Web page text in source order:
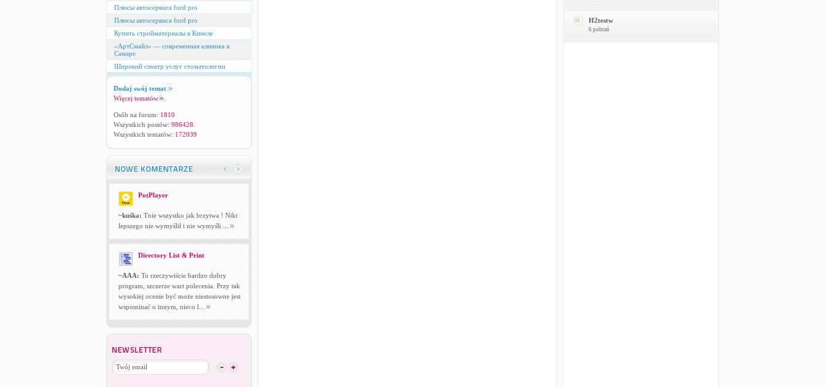
Плюсы автосервиса ford pro
Плюсы автосервиса ford pro
Купить стройматериалы в Кинеле
«АртСмайл» — современная клиника в
Самаре
Широкий спектр услуг стоматологии
Dodaj swój temat
Więcej tematów
Osób na forum: 1810
Wszystkich postów: 986428
Wszystkich tematów: 172039
PotPlayer
~kuśka: Tnie wszystko jak brzytwa ! Nikt
lepszego nie wymyślił i nie wymyśli ...
Directory List & Print
~AAA: To rzeczywiście bardzo dobry
program, szczerze wart polecenia. Przy tak
wysokiej ocenie być może niestosowne jest
wspominać o innym, nieco l...
10 H2testw
6 pobrań